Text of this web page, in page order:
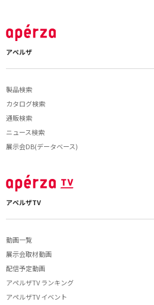
アペルザ
製品検索
カタログ検索
通販検索
ニュース検索
展示会DB(データベース)
アペルザTV
動画一覧
展示会取材動画
配信予定動画
アペルザTV ランキング
アペルザTV イベント